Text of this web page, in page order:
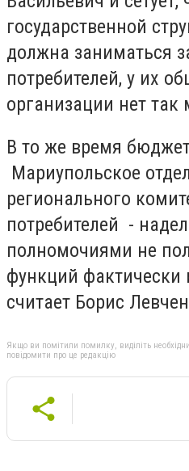
государственной
должна заниматься
потребителей, у их
организации нет
В то же время
Мариупольское
регионального
потребителей -
полномочиями не
функций фактически
считает Борис
Якщо ви помітили помилку, виділіть
повідомити про це редакцію